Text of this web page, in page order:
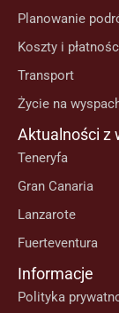
Planowanie
Koszty i
Transport
Życie na
Aktualności z
Teneryfa
Gran Canaria
Lanzarote
Fuerteventura
Informacje
Polityka